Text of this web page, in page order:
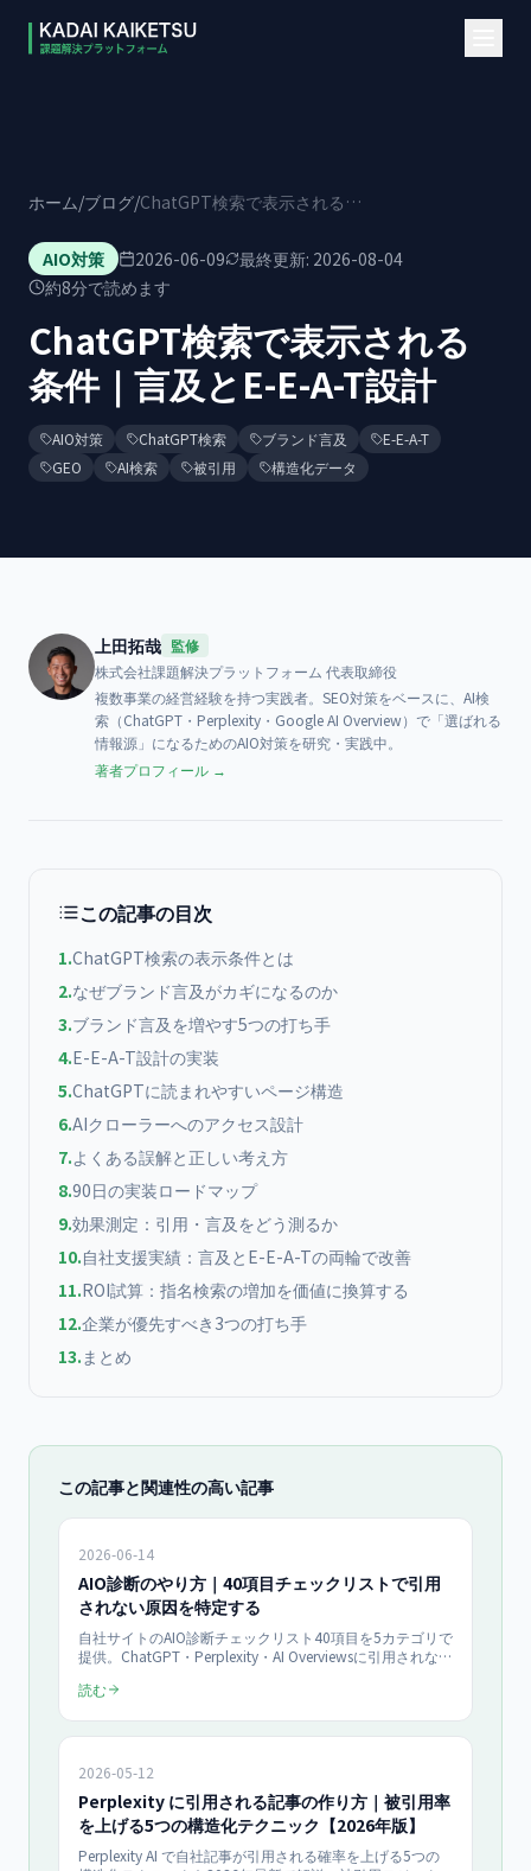
ホーム/ブログ/ ChatGPT検索で表示される条件｜言及とE-E-A-T設計
AIO対策 2026-06-09 最終更新: 2026-08-04
約8分で読めます
ChatGPT検索で表示される
条件｜言及とE-E-A-T設計
AIO対策 ChatGPT検索 ブランド言及
E-E-A-T
GEO
AI検索 被引用 構造化データ
上田拓哉 監修
株式会社課題解決プラットフォーム 代表取締役
複数事業の経営経験を持つ実践者。SEO対策をベースに、AI検
索（ChatGPT・Perplexity・Google AI Overview）で「選ばれる
情報源」になるためのAIO対策を研究・実践中。
著者プロフィール →
この記事の目次
1.ChatGPT検索の表示条件とは
2.なぜブランド言及がカギになるのか
3.ブランド言及を増やす5つの打ち手
4.E-E-A-T設計の実装
5.ChatGPTに読まれやすいページ構造
6.AIクローラーへのアクセス設計
7.よくある誤解と正しい考え方
8.90日の実装ロードマップ
9.効果測定：引用・言及をどう測るか
10.自社支援実績：言及とE-E-A-Tの両輪で改善
11.ROI試算：指名検索の増加を価値に換算する
12.企業が優先すべき3つの打ち手
13.まとめ
この記事と関連性の高い記事
2026-06-14
AIO診断のやり方｜40項目チェックリストで引用
されない原因を特定する
自社サイトのAIO診断チェックリスト40項目を5カテゴリで
提供。ChatGPT・Perplexity・AI Overviewsに引用されない
運用の観点で洗い出します。優先度別の改善手順とROIの
読む
2026-05-12
Perplexity に引用される記事の作り方｜被引用率
を上げる5つの構造化テクニック【2026年版】
Perplexity AI で自社記事が引用される確率を上げる5つの